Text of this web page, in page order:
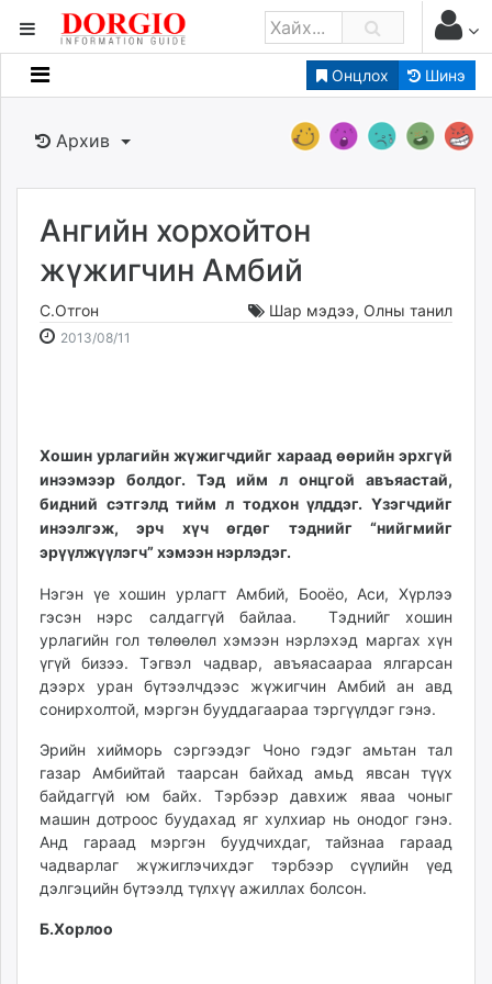
Онцлох Шинэ
Мэдээллийн
Банк санхүү
Бизнес ААН
Төрийн
dorgio.mn
Gogo.mn
Baabar.mn
tovch.mn
ikon.mn
mnb.mn
Livetv.mn
Eguur.mn
24tsag.mn
shuud.mn
eagle.mn
ergelt.mn
today.mn
zuv.mn
mminfo.mn
ugluu.mn
urlag.mn
unen.mn
asu.mn
Архив
Ангийн хорхойтон
жүжигчин Амбий
С.Отгон Шар мэдээ, Олны танил
2013/08/11
Хошин урлагийн жүжигчдийг хараад өөрийн эрхгүй
инээмээр болдог. Тэд ийм л онцгой авъяастай,
бидний сэтгэлд тийм л тодхон үлддэг. Үзэгчдийг
инээлгэж, эрч хүч өгдөг тэднийг “нийгмийг
эрүүлжүүлэгч” хэмээн нэрлэдэг.
Нэгэн үе хошин урлагт Амбий, Бооёо, Аси, Хүрлээ
гэсэн нэрс салдаггүй байлаа. Тэднийг хошин
урлагийн гол төлөөлөл хэмээн нэрлэхэд маргах хүн
үгүй бизээ. Тэгвэл чадвар, авъяасаараа ялгарсан
дээрх уран бүтээлчдээс жүжигчин Амбий ан авд
сонирхолтой, мэргэн бууддагаараа тэргүүлдэг гэнэ.
Эрийн хийморь сэргээдэг Чоно гэдэг амьтан тал
газар Амбийтай таарсан байхад амьд явсан түүх
байдаггүй юм байх. Тэрбээр давхиж яваа чоныг
машин дотроос буудахад яг хулхиар нь онодог гэнэ.
Анд гараад мэргэн буудчихдаг, тайзнаа гараад
чадварлаг жүжиглэчихдэг тэрбээр сүүлийн үед
дэлгэцийн бүтээлд түлхүү ажиллах болсон.
Б.Хорлоо